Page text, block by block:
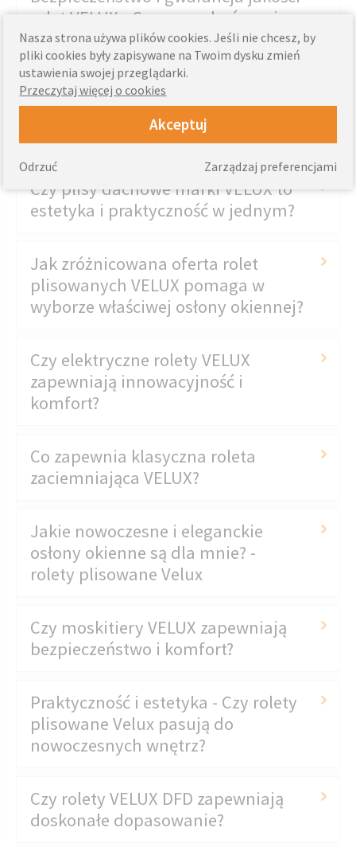
rolet VELUX - Czy mogę być pewien,
że kupuję produkt wysokiej jakości?
Jaki jest doskonały wybór dla
mnie? - dachowe rolety plisowane
Czy plisy dachowe marki VELUX to
estetyka i praktyczność w jednym?
Jak zróżnicowana oferta rolet
plisowanych VELUX pomaga w
wyborze właściwej osłony okiennej?
Czy elektryczne rolety VELUX
zapewniają innowacyjność i
komfort?
Co zapewnia klasyczna roleta
zaciemniająca VELUX?
Jakie nowoczesne i eleganckie
osłony okienne są dla mnie? -
rolety plisowane Velux
Czy moskitiery VELUX zapewniają
bezpieczeństwo i komfort?
Praktyczność i estetyka - Czy rolety
plisowane Velux pasują do
nowoczesnych wnętrz?
Czy rolety VELUX DFD zapewniają
doskonałe dopasowanie?
Nasza strona używa plików cookies. Jeśli nie chcesz, by
pliki cookies były zapisywane na Twoim dysku zmień
ustawienia swojej przeglądarki.
Przeczytaj więcej o cookies
Akceptuj
Zarządzaj preferencjami
Odrzuć